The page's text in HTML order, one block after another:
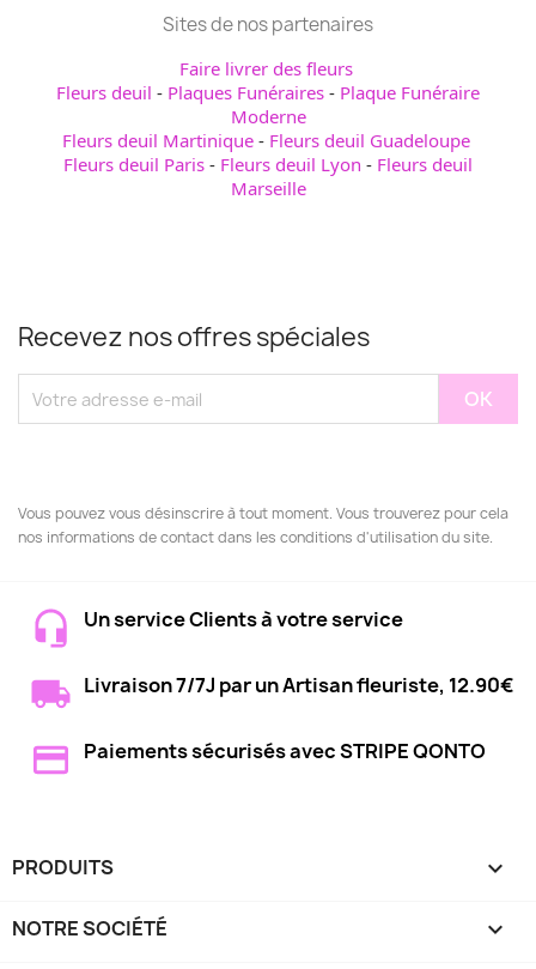
Sites de nos partenaires
Faire livrer des fleurs
Fleurs deuil - Plaques Funéraires - Plaque Funéraire
Moderne
Fleurs deuil Martinique- Fleurs deuil Guadeloupe
Fleurs deuil Paris - Fleurs deuil Lyon - Fleurs deuil
Marseille
Recevez nos offres spéciales
Vous pouvez vous désinscrire à tout moment. Vous trouverez pour cela
nos informations de contact dans les conditions d'utilisation du site.
Un service Clients à votre service
Livraison 7/7J par un Artisan fleuriste, 12.90€
Paiements sécurisés avec STRIPE QONTO
PRODUITS 
NOTRE SOCIÉTÉ 